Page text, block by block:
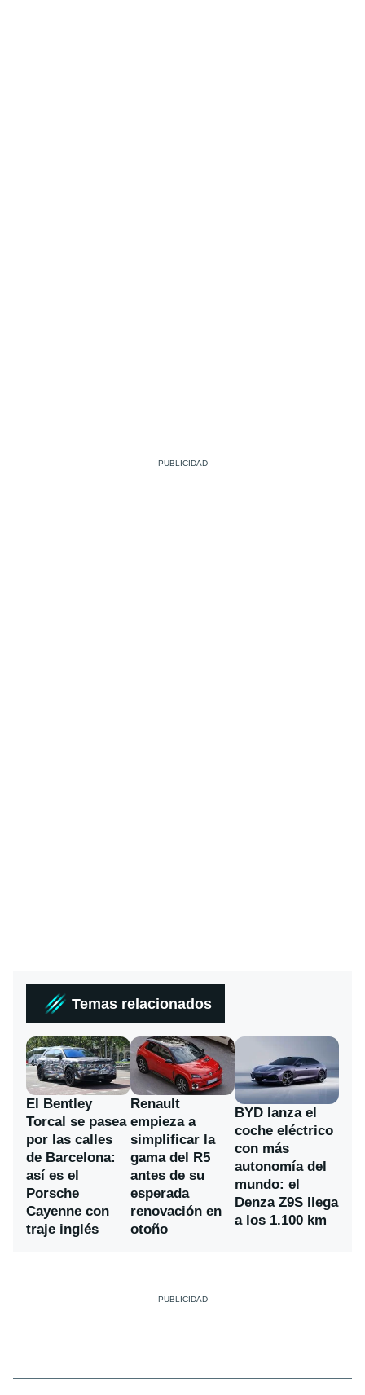
Temas relacionados
El Bentley
Torcal se pasea
por las calles
de Barcelona:
así es el
Porsche
Cayenne con
traje inglés
Renault
empieza a
simplificar la
gama del R5
antes de su
esperada
renovación en
otoño
BYD lanza el
coche eléctrico
con más
autonomía del
mundo: el
Denza Z9S llega
a los 1.100 km